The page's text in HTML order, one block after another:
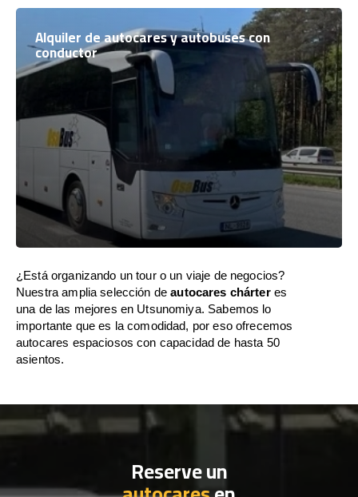
Alquiler de autocares y autobuses con
conductor
¿Está organizando un tour o un viaje de negocios?
Nuestra amplia selección deautocares chárteres
una de las mejores en Utsunomiya. Sabemos lo
importante que es la comodidad, por eso ofrecemos
autocares espaciosos con capacidad de hasta 50
asientos.
Reserve un